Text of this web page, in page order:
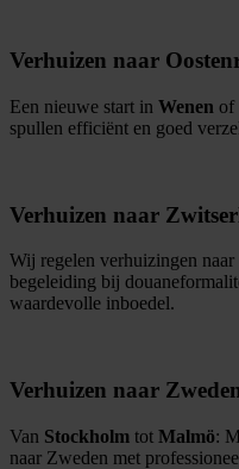
Verhuizen naar
Een nieuwe start in Wenen of
spullen efficiënt en goed
Verhuizen naar
Wij regelen verhuizingen naar
begeleiding bij
waardevolle inboedel.
Verhuizen naar
Van Stockholm tot Malmö:
naar Zweden met